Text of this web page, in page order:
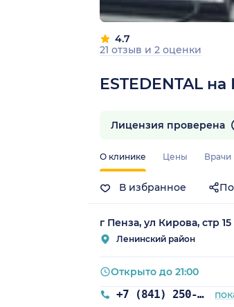
ESTEDENTAL
4.7
21 отзыв и 2 оценки
О клинике Цены Врачи
В избранное
Лицензия проверена
г Пенза, ул Кирова, стр 15
Ленинский район
+7 (841) 250-42-76
Открыто до 21:00